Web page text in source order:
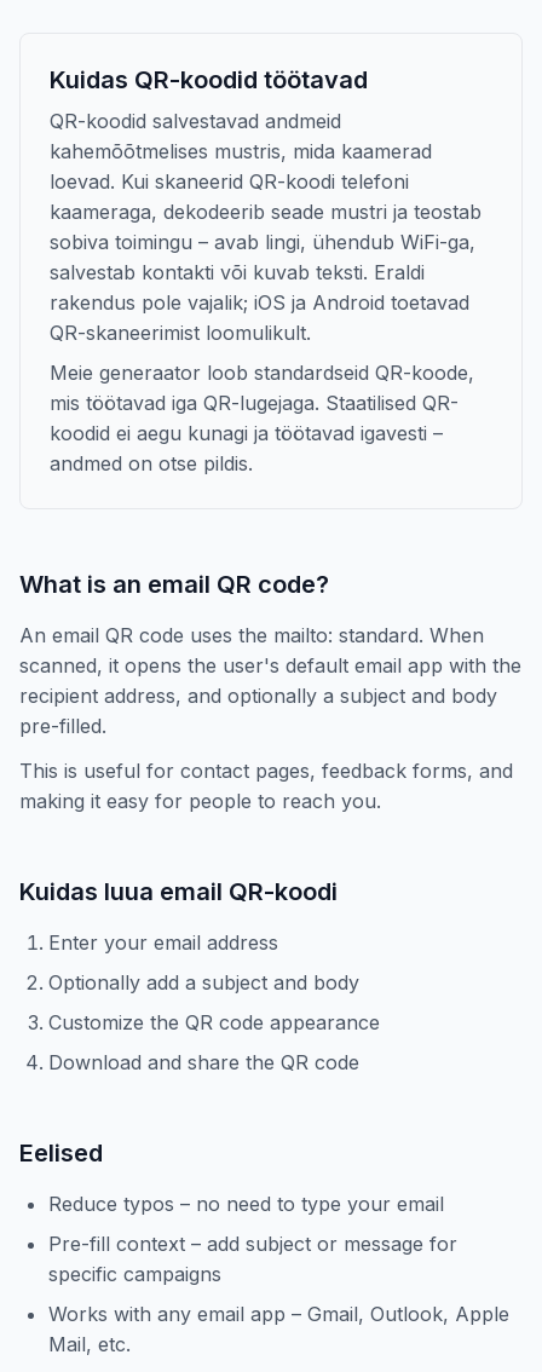
Kuidas QR-koodid töötavad
QR-koodid salvestavad andmeid
kahemõõtmelises mustris, mida kaamerad
loevad. Kui skaneerid QR-koodi telefoni
kaameraga, dekodeerib seade mustri ja teostab
sobiva toimingu – avab lingi, ühendub WiFi-ga,
salvestab kontakti või kuvab teksti. Eraldi
rakendus pole vajalik; iOS ja Android toetavad
QR-skaneerimist loomulikult.
Meie generaator loob standardseid QR-koode,
mis töötavad iga QR-lugejaga. Staatilised QR-
koodid ei aegu kunagi ja töötavad igavesti –
andmed on otse pildis.
What is an email QR code?
An email QR code uses the mailto: standard. When
scanned, it opens the user's default email app with the
recipient address, and optionally a subject and body
pre-filled.
This is useful for contact pages, feedback forms, and
making it easy for people to reach you.
Kuidas luua email QR-koodi
Enter your email address
Optionally add a subject and body
Customize the QR code appearance
Download and share the QR code
Eelised
Reduce typos – no need to type your email
Pre-fill context – add subject or message for
specific campaigns
Works with any email app – Gmail, Outlook, Apple
Mail, etc.